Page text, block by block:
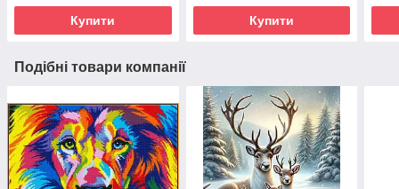
Купити Купити
Подібні товари компанії